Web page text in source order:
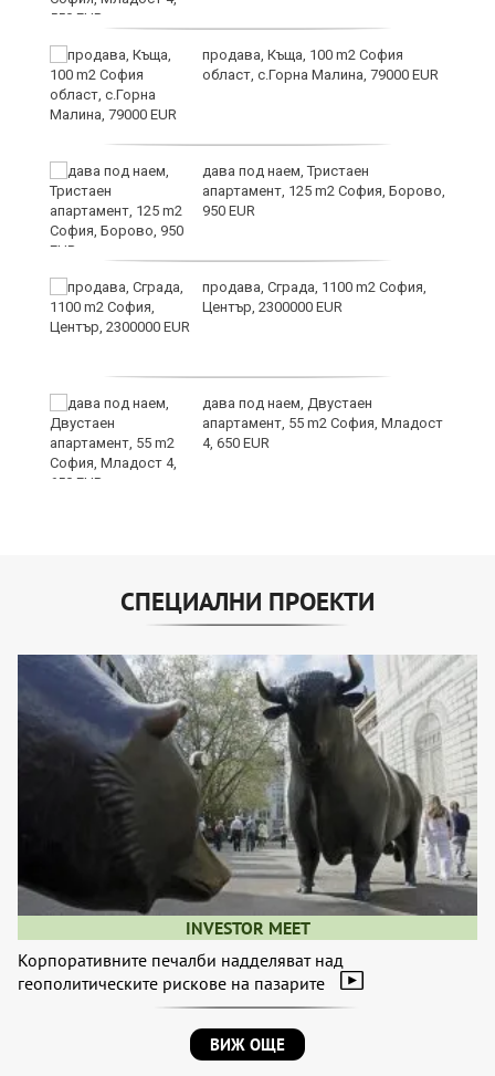
продава, Къща, 100 m2 София
област, с.Горна Малина, 79000 EUR
дава под наем, Тристаен
апартамент, 125 m2 София, Борово,
950 EUR
продава, Сграда, 1100 m2 София,
Център, 2300000 EUR
дава под наем, Двустаен
апартамент, 55 m2 София, Младост
4, 650 EUR
СПЕЦИАЛНИ ПРОЕКТИ
INVESTOR MEET
Корпоративните печалби надделяват над
геополитическите рискове на пазарите
ВИЖ ОЩЕ